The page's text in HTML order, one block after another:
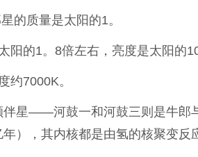
的质量是太阳的1。
阳的1。8倍左右，亮度是太阳的10
约7000K。
伴星——河鼓一和河鼓三则是牛郎
），其内核都是由氢的核聚变反